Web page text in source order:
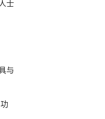
士
与